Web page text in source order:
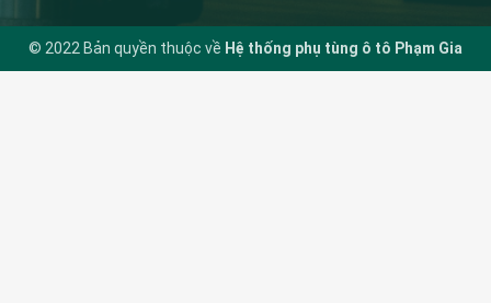
© 2022 Bản quyền thuộc về Hệ thống phụ tùng ô tô Phạm Gia